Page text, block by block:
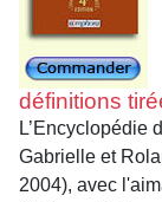
définitions
L’Encyclopédie
Gabrielle et
2004), avec